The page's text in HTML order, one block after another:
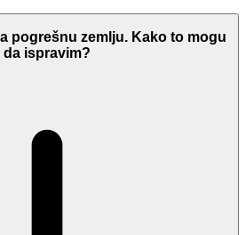
pogrešnu zemlju. Kako to mogu
da ispravim?